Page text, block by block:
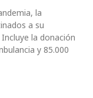
la
a su
la donación
y 85.000